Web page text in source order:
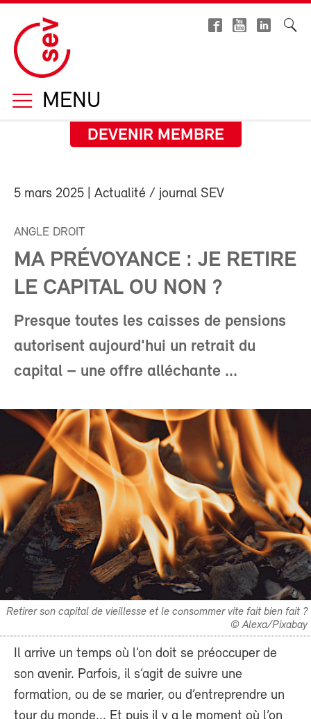
MENU
DEVENIR MEMBRE
5 mars 2025 | Actualité / journal SEV
ANGLE DROIT
MA PRÉVOYANCE : JE RETIRE
LE CAPITAL OU NON ?
Presque toutes les caisses de pensions
autorisent aujourd'hui un retrait du
capital – une offre alléchante ...
Retirer son capital de vieillesse et le consommer vite fait bien fait ?
© Alexa/Pixabay
Il arrive un temps où l’on doit se préoccuper de
son avenir. Parfois, il s’agit de suivre une
formation, ou de se marier, ou d’entreprendre un
tour du monde... Et puis il y a le moment où l’on